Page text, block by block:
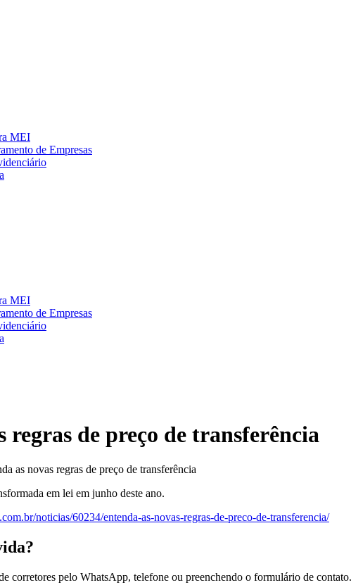
MEI
de Empresas
MEI
de Empresas
regras de preço de transferência
as novas regras de preço de transferência
em lei em junho deste ano.
noticias/60234/entenda-as-novas-regras-de-preco-de-transferencia/
corretores pelo WhatsApp, telefone ou preenchendo o formulário de contato.